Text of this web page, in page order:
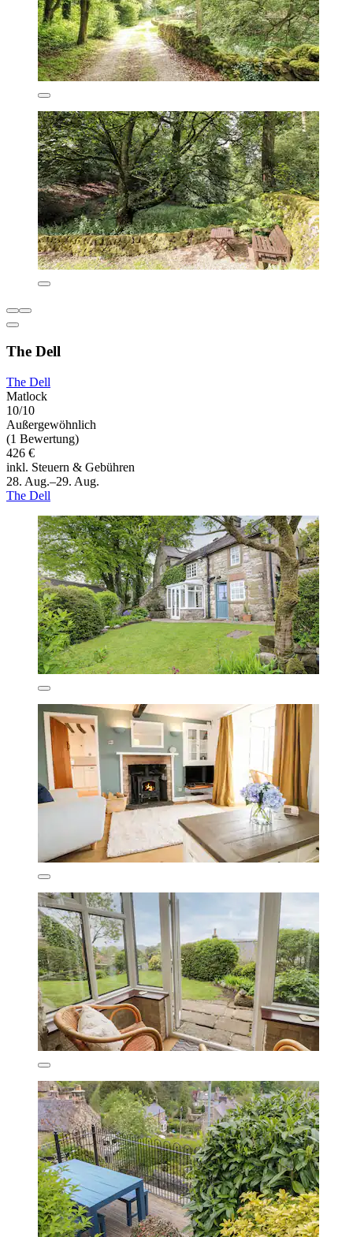
The Dell
The Dell
Matlock
10/10
Außergewöhnlich
(1 Bewertung)
426 €
inkl. Steuern & Gebühren
28. Aug.–29. Aug.
The Dell